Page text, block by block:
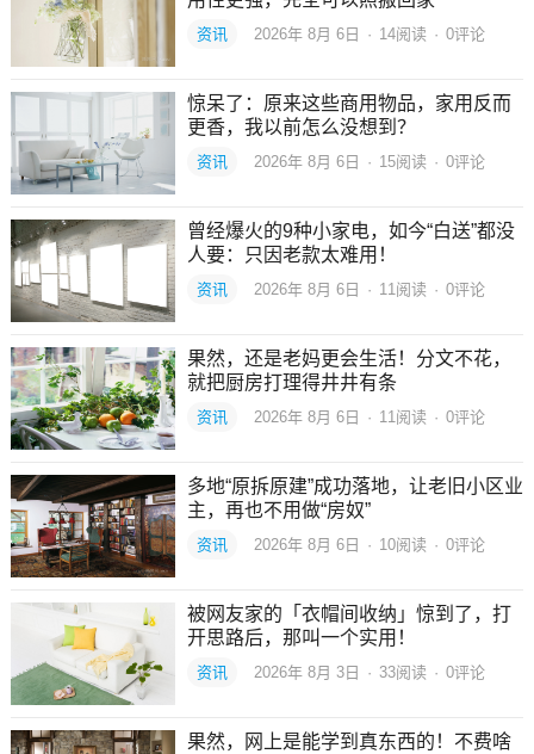
资讯 2026年 8月 6日 · 14阅读 · 0评论
惊呆了：原来这些商用物品，家用反而
更香，我以前怎么没想到？
资讯 2026年 8月 6日 · 15阅读 · 0评论
曾经爆火的9种小家电，如今“白送”都没
人要：只因老款太难用！
资讯 2026年 8月 6日 · 11阅读 · 0评论
果然，还是老妈更会生活！分文不花，
就把厨房打理得井井有条
资讯 2026年 8月 6日 · 11阅读 · 0评论
多地“原拆原建”成功落地，让老旧小区业
主，再也不用做“房奴”
资讯 2026年 8月 6日 · 10阅读 · 0评论
被网友家的「衣帽间收纳」惊到了，打
开思路后，那叫一个实用！
资讯 2026年 8月 3日 · 33阅读 · 0评论
果然，网上是能学到真东西的！不费啥